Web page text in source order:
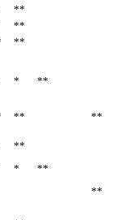
**
**
**
*
**
** **
**
*
**
**